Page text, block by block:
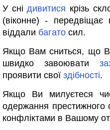
У снідивитися крізь
(віконне) -
віддали багато сил.
Якщо Вам сниться, що
швидко завоювати
проявити свої здібності.
Якщо Ви милуєтеся
одержання престижного
конфліктами в Вашому